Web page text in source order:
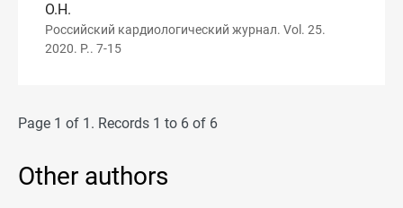
О.Н.
Российский кардиологический журнал. Vol. 25.
2020. P.. 7-15
Page 1 of 1. Records 1 to 6 of 6
Other authors